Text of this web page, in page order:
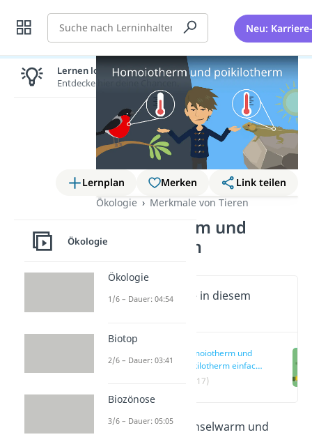
Suche Neu:
Lernplan Merken
Link teilen
Ökologie
Merkmale von Tieren
Homoiotherm und
poikilotherm
Wichtige Inhalte in diesem
Homoiotherm und
poikilotherm einfach
erklärt
(00:17)
Was bedeutet wechselwarm und
Lernen lohnt sich!
Entdecke hier deine Chancen.
Ökologie
Ökologie
1/6 – Dauer: 04:54
Biotop
2/6 – Dauer: 03:41
Biozönose
3/6 – Dauer: 05:05